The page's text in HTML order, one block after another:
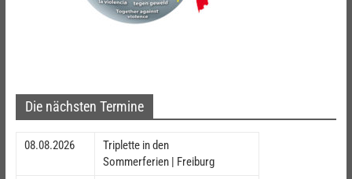
Die nächsten Termine
08.08.2026
Triplette in den
Sommerferien | Freiburg